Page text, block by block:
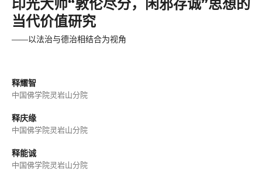
印光大师“敦伦尽分，闲邪存诚”思想的
当代价值研究
——以法治与德治相结合为视角
释耀智
中国佛学院灵岩山分院
释庆缘
中国佛学院灵岩山分院
释能诚
中国佛学院灵岩山分院